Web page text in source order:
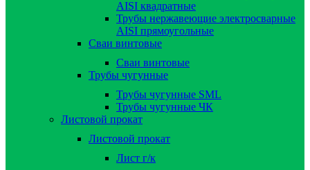
AISI квадратные
Трубы нержавеющие электросварные
AISI прямоугольные
Сваи винтовые
Сваи винтовые
Трубы чугунные
Трубы чугунные SML
Трубы чугунные ЧК
Листовой прокат
Листовой прокат
Лист г/к